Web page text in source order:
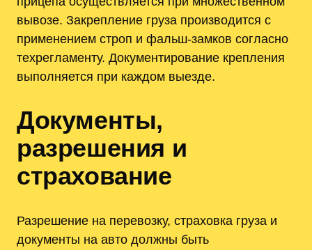
вывозе. Закрепление груза производится с
применением строп и фальш-замков согласно
техрегламенту. Документирование крепления
выполняется при каждом выезде.
Документы,
разрешения и
страхование
Разрешение на перевозку, страховка груза и
документы на авто должны быть